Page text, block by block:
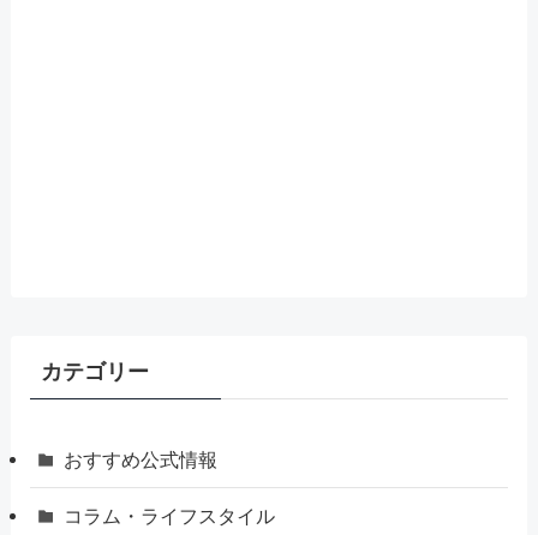
カテゴリー
おすすめ公式情報
コラム・ライフスタイル